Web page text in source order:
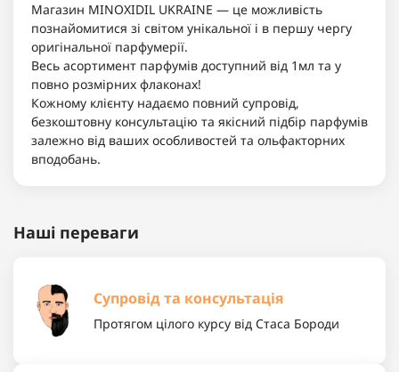
Магазин MINOXIDIL UKRAINE — це можливість
познайомитися зі світом унікальної і в першу чергу
оригінальної парфумерії.
Весь асортимент парфумів доступний від 1мл та у
повно розмірних флаконах!
Кожному клієнту надаємо повний супровід,
безкоштовну консультацію та якісний підбір парфумів
залежно від ваших особливостей та ольфакторних
вподобань.
Наші переваги
Супровід та консультація
Протягом цілого курсу від Стаса Бороди